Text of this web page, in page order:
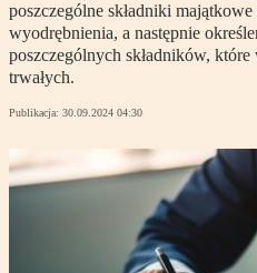
poszczególne składniki
wyodrębnienia, a następnie
poszczególnych składników,
trwałych.
Publikacja: 30.09.2024 04:30